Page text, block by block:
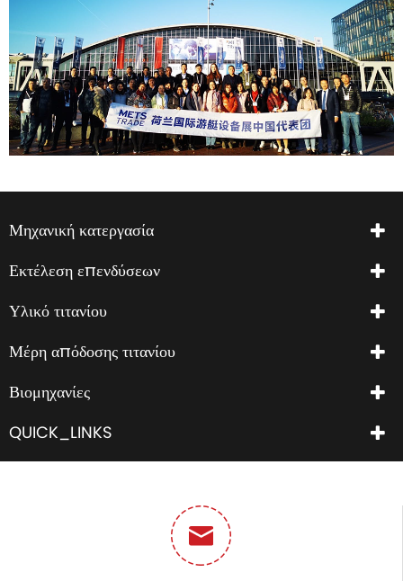
Μηχανική κατεργασία
Εκτέλεση επενδύσεων
Υλικό τιτανίου
Μέρη απόδοσης τιτανίου
Βιομηχανίες
QUICK_LINKS